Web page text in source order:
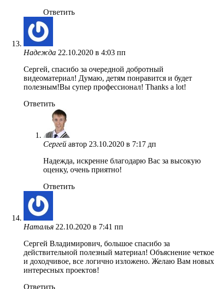
Ответить
Надежда 22.10.2020 в 4:03 пп
Сергей, спасибо за очередной добротный
видеоматериал! Думаю, детям понравится и будет
полезным!Вы супер профессионал! Thanks a lot!
Ответить
Сергей автор 23.10.2020 в 7:17 дп
Надежда, искренне благодарю Вас за высокую
оценку, очень приятно!
Ответить
Наталья 22.10.2020 в 7:41 пп
Сергей Владимирович, большое спасибо за
действительной полезный материал! Объяснение четкое
и доходчивое, все логично изложено. Желаю Вам новых
интересных проектов!
Ответить